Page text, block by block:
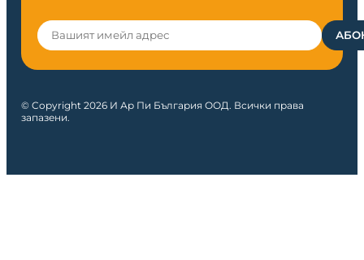
© Copyright 2026 И Ар Пи България ООД. Всички права
запазени.